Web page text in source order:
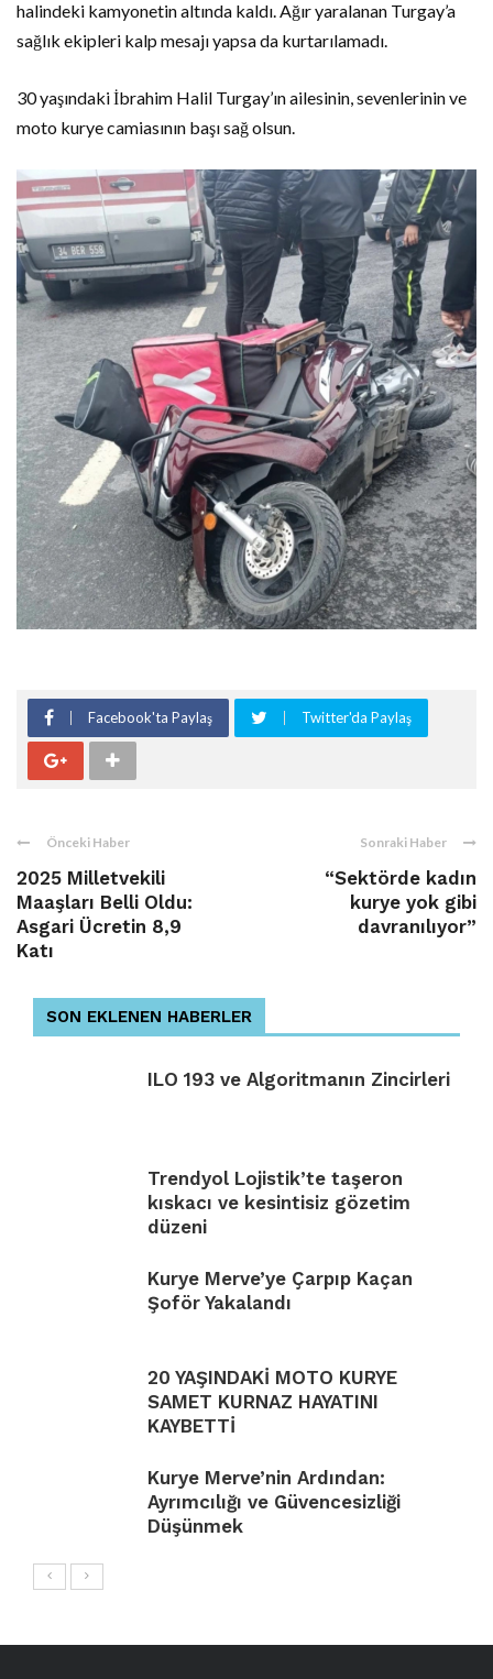
halindeki kamyonetin altında kaldı. Ağır yaralanan Turgay’a
sağlık ekipleri kalp mesajı yapsa da kurtarılamadı.
30 yaşındaki İbrahim Halil Turgay’ın ailesinin, sevenlerinin ve
moto kurye camiasının başı sağ olsun.
Facebook'ta Paylaş Twitter'da Paylaş
Önceki Haber
2025 Milletvekili
Maaşları Belli Oldu:
Asgari Ücretin 8,9
Katı
Sonraki Haber
“Sektörde kadın
kurye yok gibi
davranılıyor”
SON EKLENEN HABERLER
ILO 193 ve Algoritmanın Zincirleri
Trendyol Lojistik’te taşeron
kıskacı ve kesintisiz gözetim
düzeni
Kurye Merve’ye Çarpıp Kaçan
Şoför Yakalandı
20 YAŞINDAKİ MOTO KURYE
SAMET KURNAZ HAYATINI
KAYBETTİ
Kurye Merve’nin Ardından:
Ayrımcılığı ve Güvencesizliği
Düşünmek